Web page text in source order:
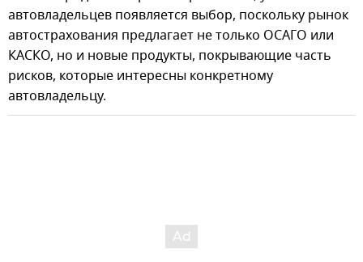
автовладельцев появляется выбор, поскольку рынок
автострахования предлагает не только ОСАГО или
КАСКО, но и новые продукты, покрывающие часть
рисков, которые интересны конкретному
автовладельцу.